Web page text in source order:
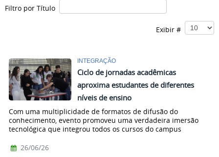
Filtro por Título
Exibir #
INTEGRAÇÃO
Ciclo de jornadas acadêmicas
aproxima estudantes de diferentes
níveis de ensino
Com uma multiplicidade de formatos de difusão do
conhecimento, evento promoveu uma verdadeira imersão
tecnológica que integrou todos os cursos do campus
26/06/26